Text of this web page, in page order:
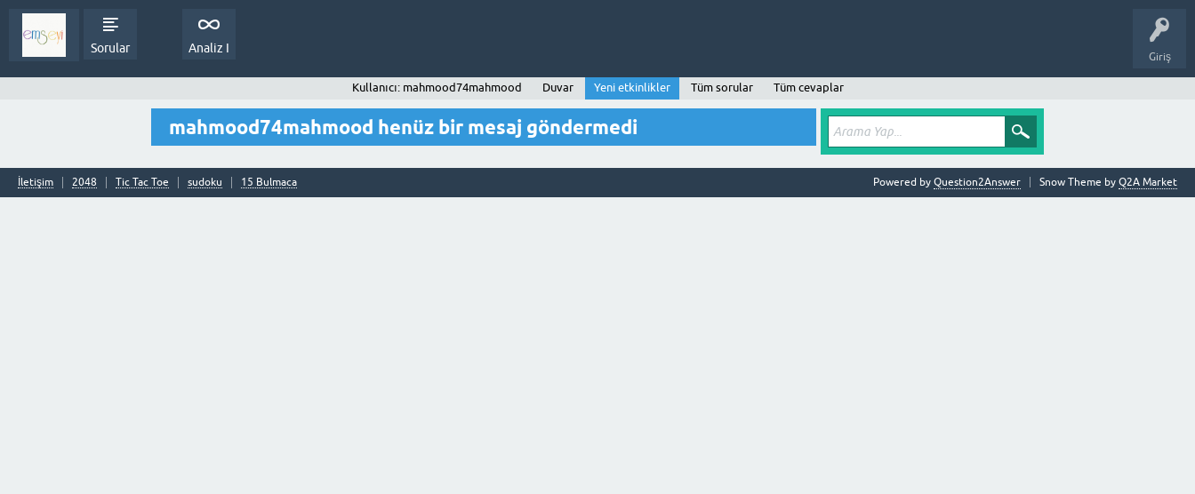
Giriş
Sorular Analiz I
Kullanıcı: mahmood74mahmood Duvar Yeni etkinlikler Tüm sorular Tüm cevaplar
mahmood74mahmood henüz bir mesaj göndermedi
İletişim 2048 Tic Tac Toe sudoku 15 Bulmaca Snow Theme by Q2A Market
Powered by Question2Answer